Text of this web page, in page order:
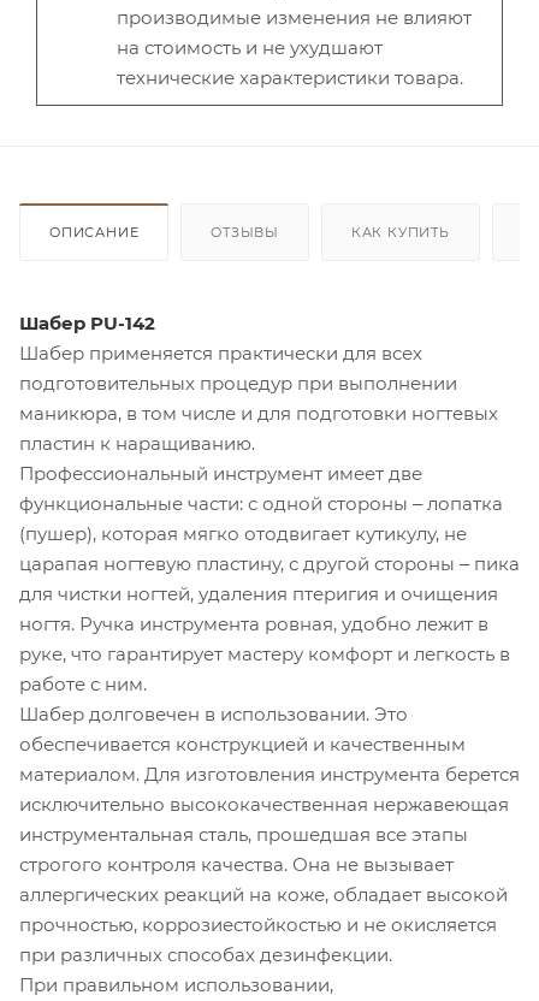
производимые изменения не влияют
на стоимость и не ухудшают
технические характеристики товара.
ОПИСАНИЕ ОТЗЫВЫ КАК КУПИТЬ
Шабер PU-142
Шабер применяется практически для всех
подготовительных процедур при выполнении
маникюра, в том числе и для подготовки ногтевых
пластин к наращиванию.
Профессиональный инструмент имеет две
функциональные части: с одной стороны ‒ лопатка
(пушер), которая мягко отодвигает кутикулу, не
царапая ногтевую пластину, с другой стороны ‒ пика
для чистки ногтей, удаления птеригия и очищения
ногтя. Ручка инструмента ровная, удобно лежит в
руке, что гарантирует мастеру комфорт и легкость в
работе с ним.
Шабер долговечен в использовании. Это
обеспечивается конструкцией и качественным
материалом. Для изготовления инструмента берется
исключительно высококачественная нержавеющая
инструментальная сталь, прошедшая все этапы
строгого контроля качества. Она не вызывает
аллергических реакций на коже, обладает высокой
прочностью, коррозиестойкостью и не окисляется
при различных способах дезинфекции.
При правильном использовании,